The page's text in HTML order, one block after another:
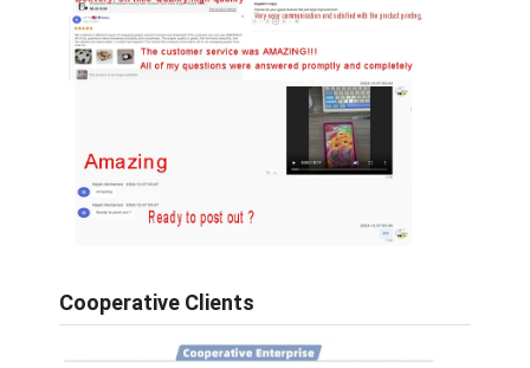
Cooperative Clients